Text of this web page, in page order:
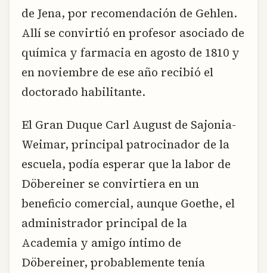
de Jena, por recomendación de Gehlen.
Allí se convirtió en profesor asociado de
química y farmacia en agosto de 1810 y
en noviembre de ese año recibió el
doctorado habilitante.
El Gran Duque Carl August de Sajonia-
Weimar, principal patrocinador de la
escuela, podía esperar que la labor de
Döbereiner se convirtiera en un
beneficio comercial, aunque Goethe, el
administrador principal de la
Academia y amigo íntimo de
Döbereiner, probablemente tenía